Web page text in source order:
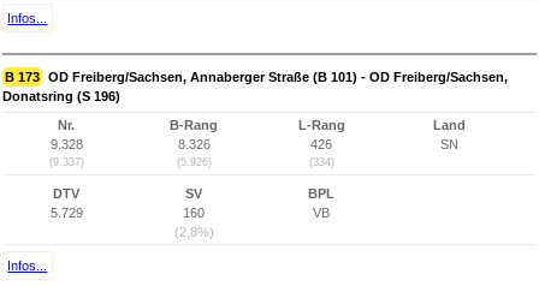
Infos...
B 173 OD Freiberg/Sachsen, Annaberger Straße (B 101) - OD Freiberg/Sachsen,
Donatsring (S 196)
Nr.
9.328
(9.337)
B-Rang
8.326
(5.926)
L-Rang
426
(334)
Land
SN
DTV
5.729
SV
160
(2,8%)
BPL
VB
Infos...